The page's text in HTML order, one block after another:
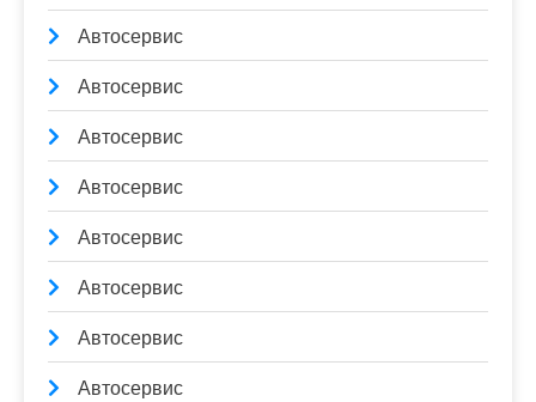
Автосервис
Автосервис
Автосервис
Автосервис
Автосервис
Автосервис
Автосервис
Автосервис